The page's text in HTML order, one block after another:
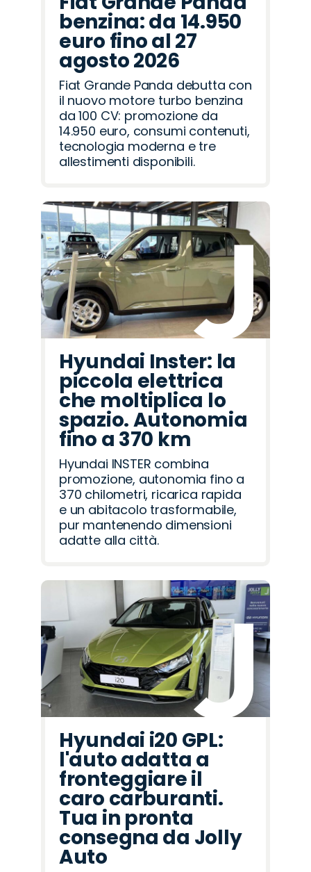
benzina: da 14.950
euro fino al 27
agosto 2026
Fiat Grande Panda debutta con
il nuovo motore turbo benzina
da 100 CV: promozione da
14.950 euro, consumi contenuti,
tecnologia moderna e tre
allestimenti disponibili.
Hyundai Inster: la
piccola elettrica
che moltiplica lo
spazio. Autonomia
fino a 370 km
Hyundai INSTER combina
promozione, autonomia fino a
370 chilometri, ricarica rapida
e un abitacolo trasformabile,
pur mantenendo dimensioni
adatte alla città.
Hyundai i20 GPL:
l'auto adatta a
fronteggiare il
caro carburanti.
Tua in pronta
consegna da Jolly
Auto